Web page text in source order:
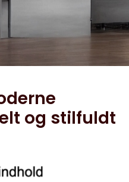
og stilfuldt